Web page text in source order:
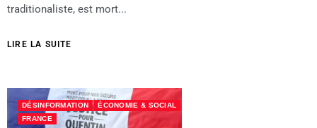
traditionaliste, est mort...
LIRE LA SUITE
DÉSINFORMATION
ÉCONOMIE & SOCIAL
FRANCE